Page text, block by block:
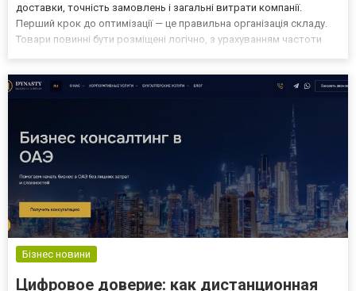
доставки, точність замовлень і загальні витрати компанії.
Перший крок до оптимізації — це правильна організація складу.
Товари повинні бути розміщені логічно, з урахуванням частоти
Бізнес новини
Цифровое доверие: как дистанционная